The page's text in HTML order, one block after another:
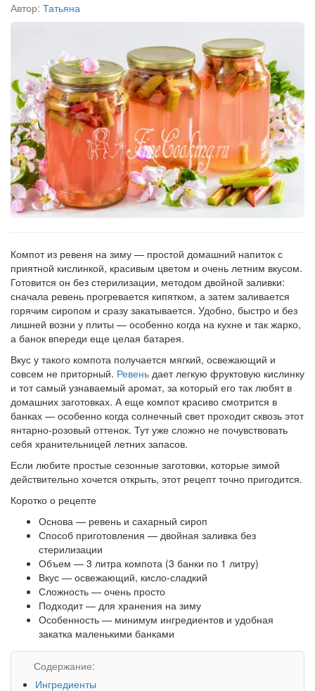
Автор: Татьяна
Компот из ревеня на зиму — простой домашний напиток с
приятной кислинкой, красивым цветом и очень летним вкусом.
Готовится он без стерилизации, методом двойной заливки:
сначала ревень прогревается кипятком, а затем заливается
горячим сиропом и сразу закатывается. Удобно, быстро и без
лишней возни у плиты — особенно когда на кухне и так жарко,
а банок впереди еще целая батарея.
Вкус у такого компота получается мягкий, освежающий и
совсем не приторный. Ревень дает легкую фруктовую кислинку
и тот самый узнаваемый аромат, за который его так любят в
домашних заготовках. А еще компот красиво смотрится в
банках — особенно когда солнечный свет проходит сквозь этот
янтарно-розовый оттенок. Тут уже сложно не почувствовать
себя хранительницей летних запасов.
Если любите простые сезонные заготовки, которые зимой
действительно хочется открыть, этот рецепт точно пригодится.
Коротко о рецепте
Основа — ревень и сахарный сироп
Способ приготовления — двойная заливка без
стерилизации
Объем — 3 литра компота (3 банки по 1 литру)
Вкус — освежающий, кисло-сладкий
Сложность — очень просто
Подходит — для хранения на зиму
Особенность — минимум ингредиентов и удобная
закатка маленькими банками
Содержание:
Ингредиенты